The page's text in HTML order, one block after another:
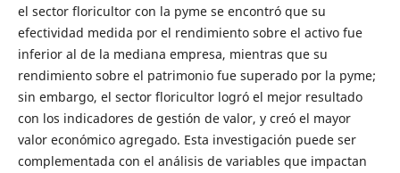
el sector floricultor con la pyme se encontró que su
efectividad medida por el rendimiento sobre el activo fue
inferior al de la mediana empresa, mientras que su
rendimiento sobre el patrimonio fue superado por la pyme;
sin embargo, el sector floricultor logró el mejor resultado
con los indicadores de gestión de valor, y creó el mayor
valor económico agregado. Esta investigación puede ser
complementada con el análisis de variables que impactan